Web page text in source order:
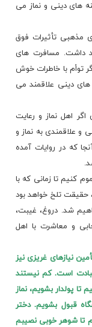
های دینی و نماز می
مذهبی تأثیرات فوق
داشت. مسافرت های
توأم با خاطرات خوش
های دینی علاقمند می
اهل نماز و رعایت
و علاقمندی به نماز و
که در روایات آمده
کنیم تا زمانی که با
حقیقت تلخ خواهد بود
شد. دروغ، غیبت،
و معاشرت با اهل
نیازهای غریزی نیز
است. کم نیستند
تا پولدار بشویم، نماز
قبول بشویم. دختر
تا شوهر خوبی نصیبم